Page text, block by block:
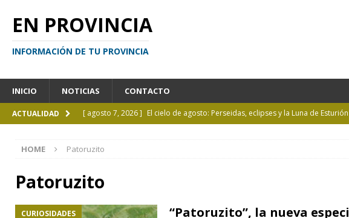
EN PROVINCIA
INFORMACIÓN DE TU PROVINCIA
INICIO NOTICIAS CONTACTO
ACTUALIDAD [ agosto 7, 2026 ] El cielo de agosto: Perseidas, eclipses y la Luna de Esturión
[ agosto 6, 2026 ]
[ agosto 6, 2026 ]
HOME Patoruzito
Patoruzito
CURIOSIDADES
“Patoruzito”, la nueva